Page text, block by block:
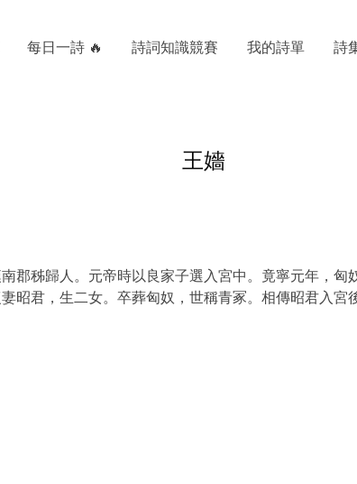
每日一詩 🔥 詩詞知識競賽 我的詩單 詩
王嬙
郡秭歸人。元帝時以良家子選入宮中。竟寧元年，
昭君，生二女。卒葬匈奴，世稱青冢。相傳昭君入